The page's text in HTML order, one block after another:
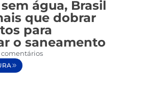
água, Brasil
que dobrar
para
o saneamento
comentários